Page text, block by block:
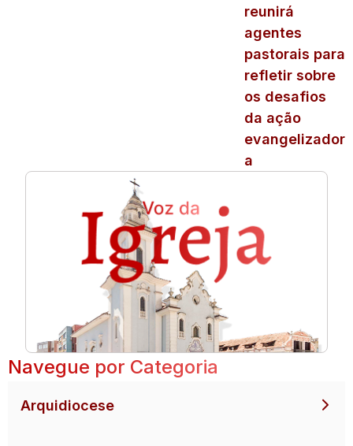
reunirá
agentes
pastorais para
refletir sobre
os desafios
da ação
evangelizador
a
Navegue por Categoria
Arquidiocese